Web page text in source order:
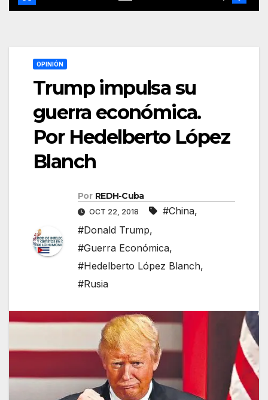
OPINIÓN
Trump impulsa su
guerra económica.
Por Hedelberto López
Blanch
Por REDH-Cuba
OCT 22, 2018 #China,
#Donald Trump,
#Guerra Económica,
#Hedelberto López Blanch,
#Rusia